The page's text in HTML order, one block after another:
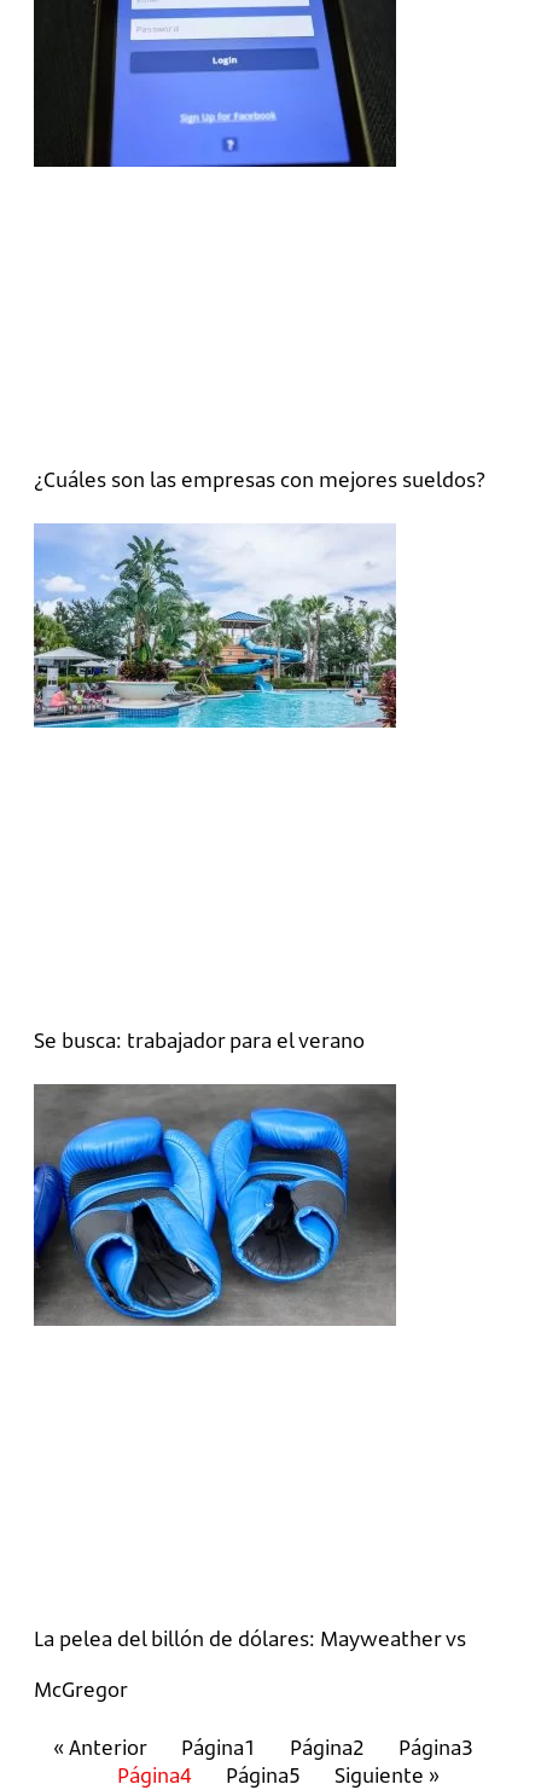
¿Cuáles son las empresas con mejores sueldos?
Se busca: trabajador para el verano
La pelea del billón de dólares: Mayweather vs
McGregor
« Anterior Página1 Página2 Página3
Página4 Página5 Siguiente »